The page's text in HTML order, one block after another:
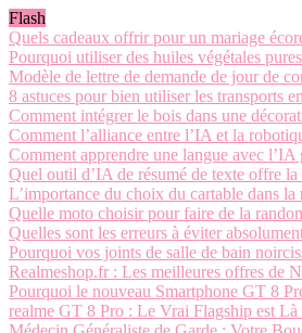
Flash
Quels cadeaux offrir pour un mariage
Pourquoi utiliser des huiles végétales
Modèle de lettre de demande de jour de
8 astuces pour bien utiliser les transports
Comment intégrer le bois dans une
Comment l’alliance entre l’IA et la
Comment apprendre une langue avec
Quel outil d’IA de résumé de texte offre
L’importance du choix du cartable dans
Quelle moto choisir pour faire de la
Quelles sont les erreurs à éviter
Pourquoi vos joints de salle de bain
Realmeshop.fr : Les meilleures offres de
Pourquoi le nouveau Smartphone GT 8
realme GT 8 Pro : Le Vrai Flagship est